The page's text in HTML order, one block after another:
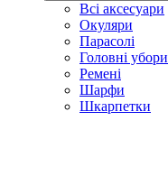
Всі аксесуари
Окуляри
Парасолі
Головні убори
Ремені
Шарфи
Шкарпетки